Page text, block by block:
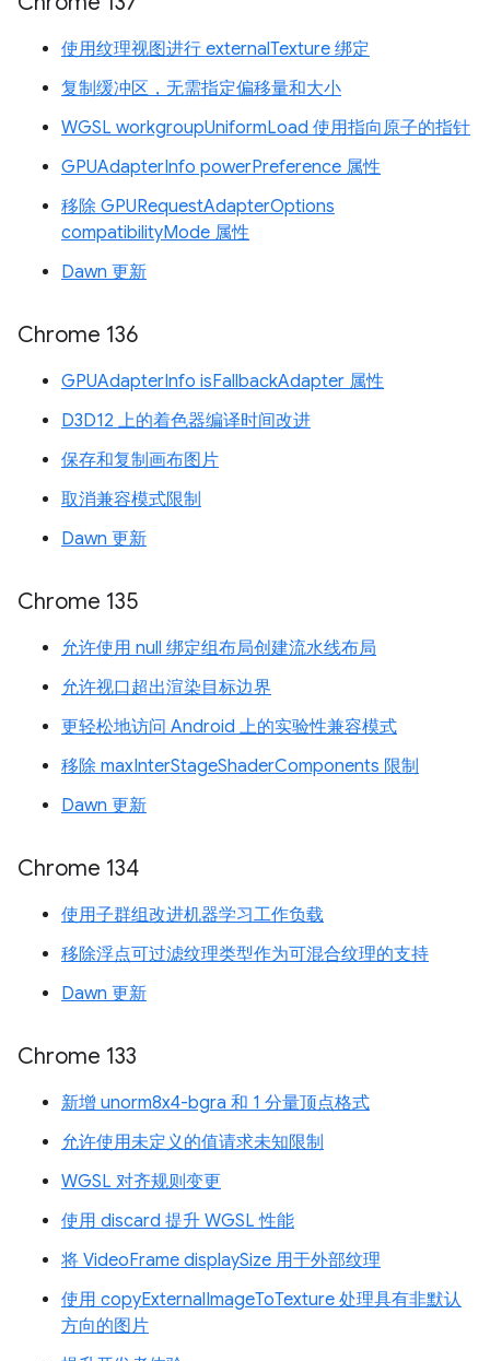
使用纹理视图进行 externalTexture 绑定
复制缓冲区，无需指定偏移量和大小
WGSL workgroupUniformLoad 使用指向原子的指针
GPUAdapterInfo powerPreference 属性
移除 GPURequestAdapterOptions
compatibilityMode 属性
Dawn 更新
Chrome 136
GPUAdapterInfo isFallbackAdapter 属性
D3D12 上的着色器编译时间改进
保存和复制画布图片
取消兼容模式限制
Dawn 更新
Chrome 135
允许使用 null 绑定组布局创建流水线布局
允许视口超出渲染目标边界
更轻松地访问 Android 上的实验性兼容模式
移除 maxInterStageShaderComponents 限制
Dawn 更新
Chrome 134
使用子群组改进机器学习工作负载
移除浮点可过滤纹理类型作为可混合纹理的支持
Dawn 更新
Chrome 133
新增 unorm8x4-bgra 和 1 分量顶点格式
允许使用未定义的值请求未知限制
WGSL 对齐规则变更
使用 discard 提升 WGSL 性能
将 VideoFrame displaySize 用于外部纹理
使用 copyExternalImageToTexture 处理具有非默认
方向的图片